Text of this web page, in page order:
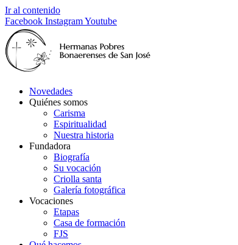
Ir al contenido
Facebook InstagramYoutube
Novedades
Quiénes somos
Carisma
Espiritualidad
Nuestra historia
Fundadora
Biografía
Su vocación
Criolla santa
Galería fotográfica
Vocaciones
Etapas
Casa de formación
FJS